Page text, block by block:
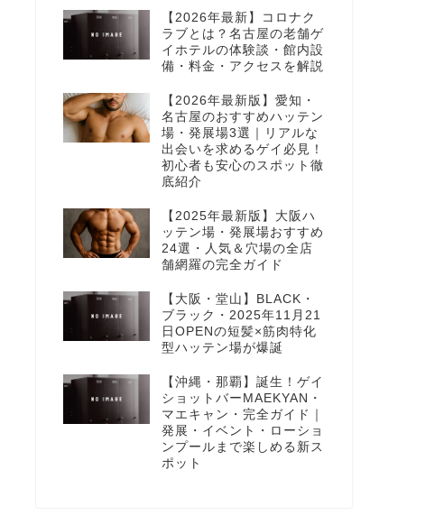
【2026年最新】コロナク
ラブとは？名古屋の老舗ゲ
イホテルの体験談・館内設
備・料金・アクセスを解説
【2026年最新版】愛知・
名古屋のおすすめハッテン
場・発展場3選｜リアルな
出会いを求めるゲイ必見！
初心者も安心のスポット徹
底紹介
【2025年最新版】大阪ハ
ッテン場・発展場おすすめ
24選・人気＆穴場の全店
舗網羅の完全ガイド
【大阪・堂山】BLACK・
ブラック・2025年11月21
日OPENの短髪×筋肉特化
型ハッテン場が爆誕
【沖縄・那覇】誕生！ゲイ
ショットバーMAEKYAN・
マエキャン・完全ガイド｜
発展・イベント・ローショ
ンプールまで楽しめる新ス
ポット